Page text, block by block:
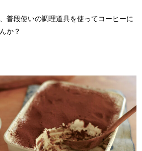
普段使いの調理道具を使ってコーヒーに
か？